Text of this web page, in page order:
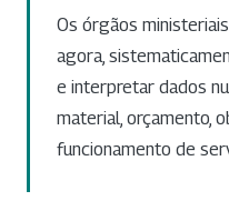
Os órgãos
agora,
e interpretar dados
material, orçamento,
funcionamento de